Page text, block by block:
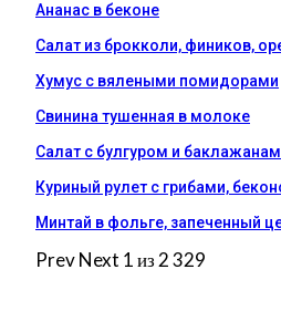
Ананас в беконе
Салат из брокколи, фиников,
Хумус с вялеными помидорами
Свинина тушенная в молоке
Салат с булгуром и
Куриный рулет с грибами,
Минтай в фольге, запеченный
PrevNext 1 из 2 329